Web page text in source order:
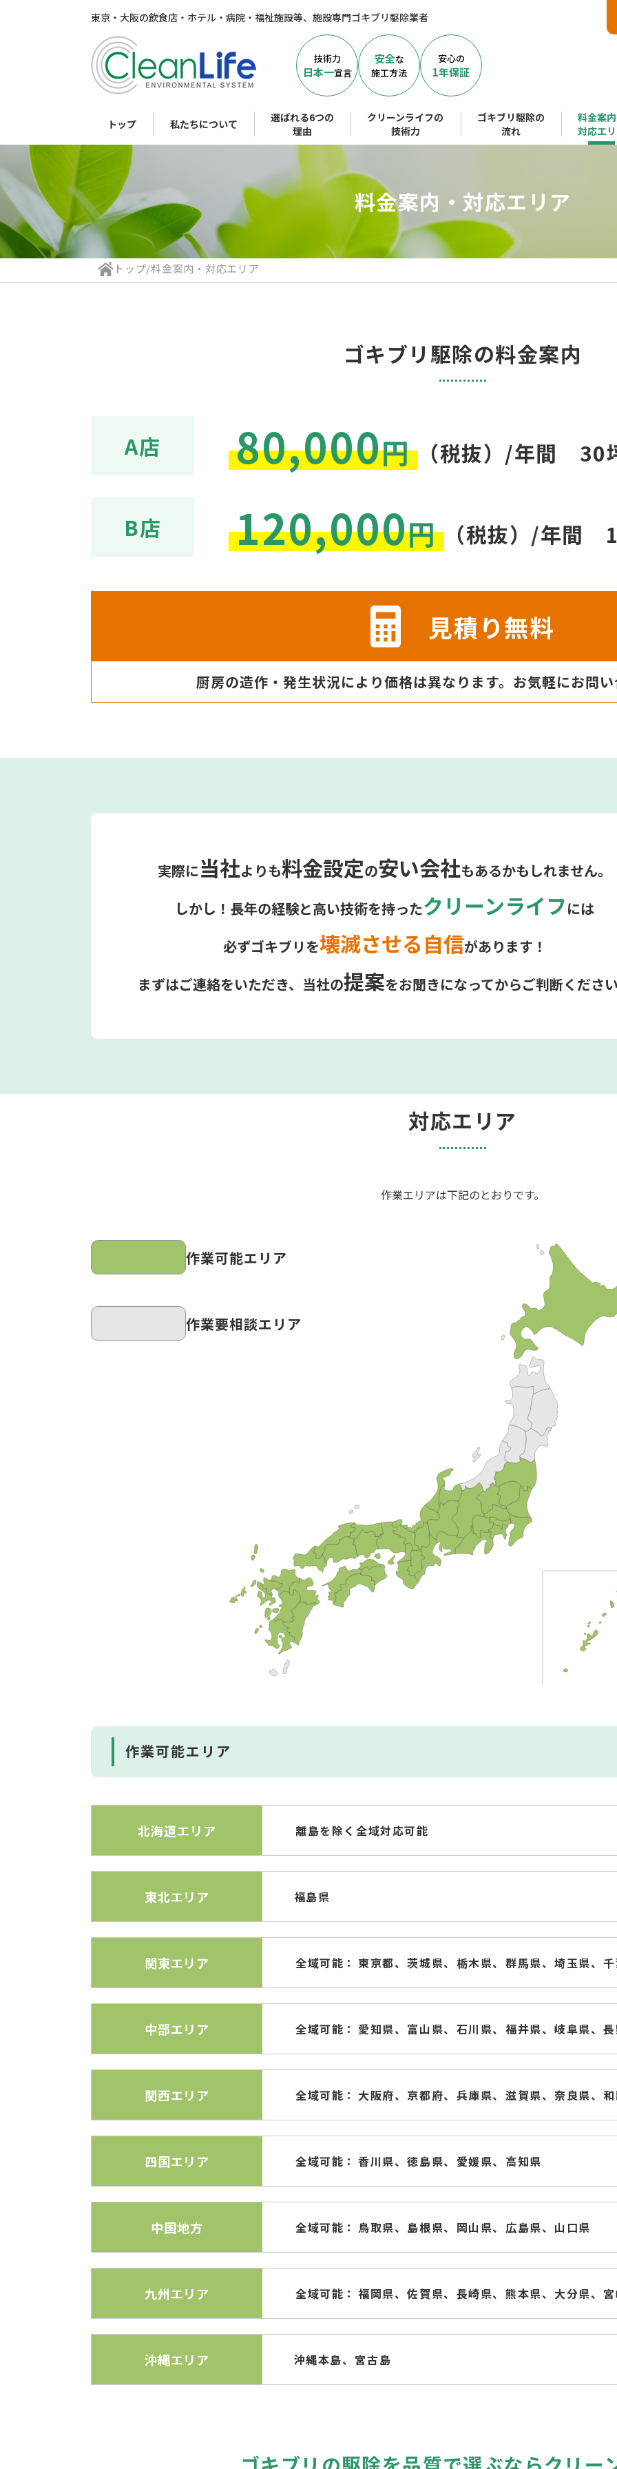
東京・大阪の飲食店・ホテル・病院・福祉施設等、施設専門ゴキブリ駆除業者
技術力
日本一宣言
安全な
施工方法
安心の
1年保証
トップ 私たちについて
選ばれる6つの
理由
クリーンライフの
技術力
ゴキブリ駆除の
流れ
料金案
対応エ
料金案内・対応エリア
トップ/料金案内・対応エリア
ゴキブリ駆除の料金案内
A店 80,000円 （税抜）/年間 30
B店 120,000円 （税抜）/年間
見積り無料
厨房の造作・発生状況により価格は異なります。 お気軽にお問
実際に当社よりも料金設定の安い会社もあるかもしれません。
しかし！長年の経験と高い技術を持ったクリーンライフには
必ずゴキブリを壊滅させる自信があります！
まずはご連絡をいただき、 当社の提案をお聞きになってからご判断くださ
対応エリア
作業エリアは下記のとおりです。
作業可能エリア
作業要相談エリア
作業可能エリア
北海道エリア 離島を除く全域対応可能
東北エリア 福島県
関東エリア 全域可能： 東京都、 茨城県、 栃木県、 群馬県、 埼玉県、
中部エリア 全域可能： 愛知県、 富山県、 石川県、 福井県、 岐阜県、
関西エリア 全域可能： 大阪府、 京都府、 兵庫県、 滋賀県、 奈良県、
四国エリア 全域可能： 香川県、 徳島県、 愛媛県、 高知県
中国地方 全域可能： 鳥取県、 島根県、 岡山県、 広島県、 山口県
九州エリア 全域可能： 福岡県、 佐賀県、 長崎県、 熊本県、 大分県、
沖縄エリア 沖縄本島、 宮古島